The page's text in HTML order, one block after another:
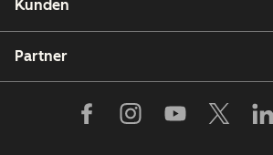
Kunden
Partner